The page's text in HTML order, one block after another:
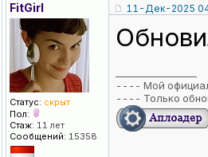
FitGirl
Статус: скрыт
Пол:
Стаж: 11 лет
Сообщений: 15358
11-Дек-2025
---- Мой
---- Только